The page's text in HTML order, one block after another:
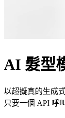
AI 髮型
以超擬真的生成
只要一個 API 呼